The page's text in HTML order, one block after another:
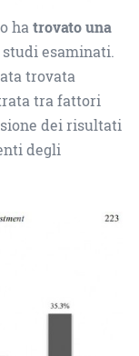
hatrovato una
esaminati.
trovata
tra fattori
dei risultati
degli